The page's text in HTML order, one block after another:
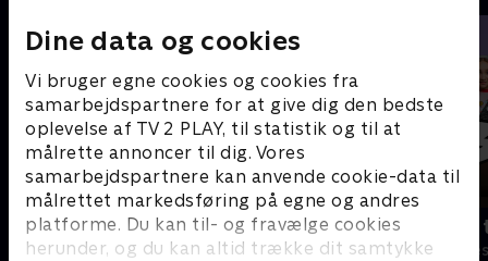
Dine data og cookies
Vi bruger egne cookies og cookies fra
samarbejdspartnere for at give dig den bedste
oplevelse af TV 2 PLAY, til statistik og til at
målrette annoncer til dig. Vores
samarbejdspartnere kan anvende cookie-data til
målrettet markedsføring på egne og andres
platforme. Du kan til- og fravælge cookies
herunder, og du kan altid trække dit samtykke
Robssons (dansk tale)
Komedie • 1 sæsoner
Bert (dansk
Komedie • 1